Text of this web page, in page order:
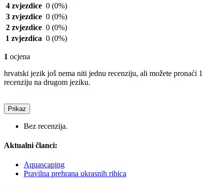
4 zvjezdice 0 (0%)
3 zvjezdice 0 (0%)
2 zvjezdice 0 (0%)
1 zvjezdica 0 (0%)
1 ocjena
hrvatski jezik još nema niti jednu recenziju, ali možete pronaći 1
recenziju na drugom jeziku.
Prikaz
Bez recenzija.
Aktualni članci:
Aquascaping
Pravilna prehrana ukrasnih ribica